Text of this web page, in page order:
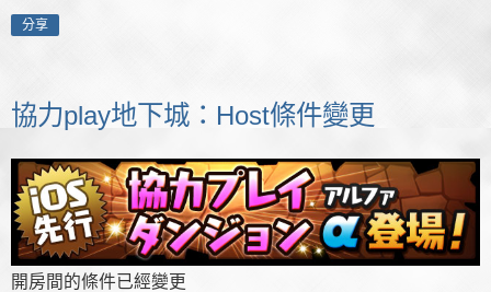
分享
協力play地下城：Host條件變更
開房間的條件已經變更